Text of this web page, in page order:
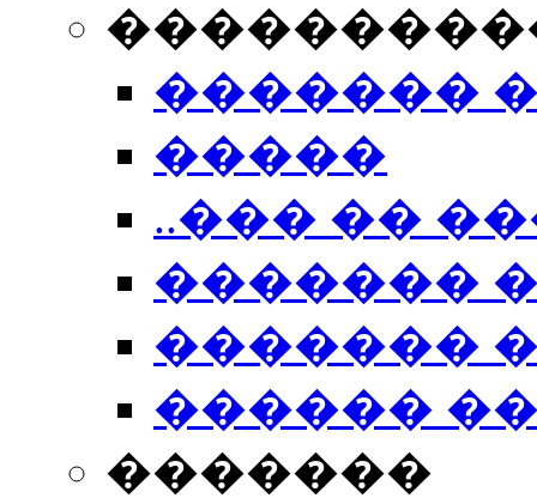
�������
�����
..��� ��
�������
�������
������
�������